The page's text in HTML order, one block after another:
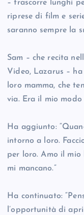
– trascorre lunghi
riprese di film e
saranno sempre la
Sam – che recita
Video, Lazarus –
loro mamma, che
via. Era il mio
Ha aggiunto:
intorno a loro.
per loro. Amo il
mi mancano.”
Ha continuato:
l’opportunità di